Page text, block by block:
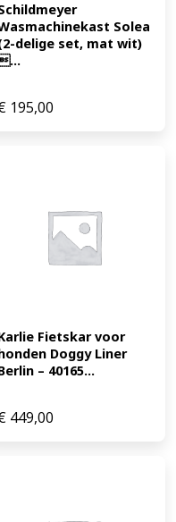
Solea
delige set, mat wit)
195,00
Fietskar voor
Doggy Liner
– 40165...
449,00